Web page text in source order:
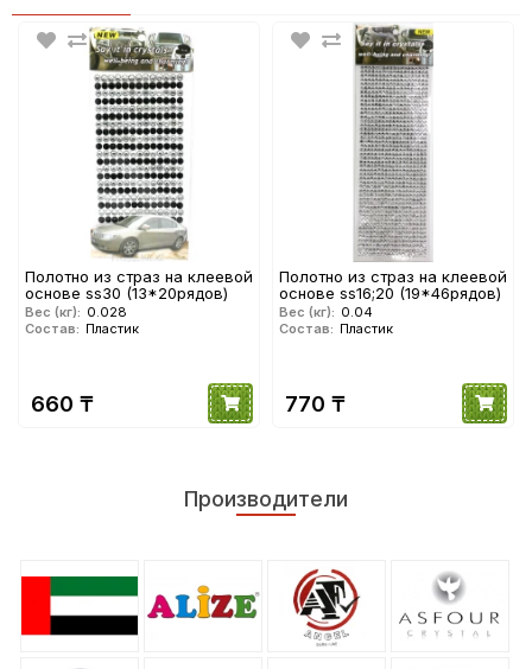
Полотно из страз на клеевой
основе ss30 (13*20рядов)
Вес (кг): 0.028
Состав: Пластик
660 ₸
Полотно из страз на клеевой
основе ss16;20 (19*46рядов)
Вес (кг): 0.04
Состав: Пластик
770 ₸
Производители